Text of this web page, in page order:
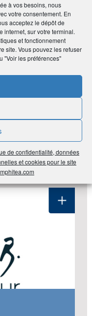
à vos besoins, nous
votre consentement. En
acceptez le dépôt de
internet, sur votre terminal.
et fonctionnement
site. Vous pouvez les refuser
"Voir les préférences"
de confidentialité, données
et cookies pour le site
0/5 0votes
DU
#Santé Bien-